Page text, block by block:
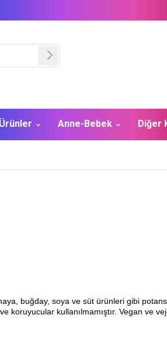
Anne-Bebek Diğer
buğday, soya ve süt ürünleri gibi
koruyucular kullanılmamıştır. Vegan ve